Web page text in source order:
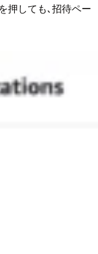
を押しても､招待ペー